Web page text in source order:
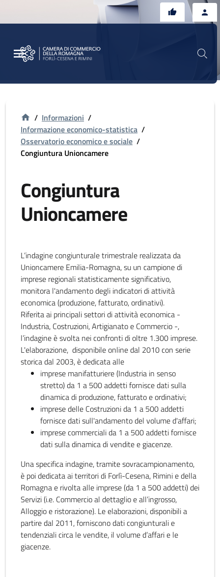
/ Informazioni /
Informazione economico-statistica /
Osservatorio economico e sociale /
Congiuntura Unioncamere
Congiuntura
Unioncamere
L’indagine congiunturale trimestrale realizzata da
Unioncamere Emilia-Romagna, su un campione di
imprese regionali statisticamente significativo,
monitora l'andamento degli indicatori di attività
economica (produzione, fatturato, ordinativi).
Riferita ai principali settori di attività economica -
Industria, Costruzioni, Artigianato e Commercio -,
l’indagine è svolta nei confronti di oltre 1.300 imprese.
L'elaborazione, disponibile online dal 2010 con serie
storica dal 2003, è dedicata alle
imprese manifatturiere (Industria in senso
stretto) da 1 a 500 addetti fornisce dati sulla
dinamica di produzione, fatturato e ordinativi;
imprese delle Costruzioni da 1 a 500 addetti
fornisce dati sull'andamento del volume d'affari;
imprese commerciali da 1 a 500 addetti fornisce
dati sulla dinamica di vendite e giacenze.
Una specifica indagine, tramite sovracampionamento,
è poi dedicata ai territori di Forlì-Cesena, Rimini e della
Romagna e rivolta alle imprese (da 1 a 500 addetti) dei
Servizi (i.e. Commercio al dettaglio e all’ingrosso,
Alloggio e ristorazione). Le elaborazioni, disponibili a
partire dal 2011, forniscono dati congiunturali e
tendenziali circa le vendite, il volume d’affari e le
giacenze.